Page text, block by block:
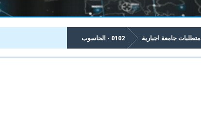
متطلبات جامعة اجبارية 0102 - الحاسوب